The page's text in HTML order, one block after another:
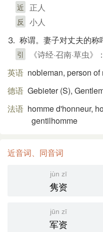
近 正人
反
小人
⒊ 称谓。妻子对丈夫的称
引
《诗经·召南·草虫
英语 nobleman, person
德语 Gebieter (S)​,
法语 homme d'honneur,
gentilhomme
近音词、同音词
jùn zī
隽资
jūn zī
军资